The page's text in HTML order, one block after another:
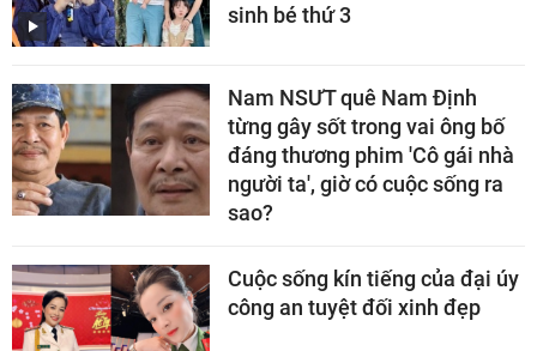
sinh bé thứ 3
Nam NSƯT quê Nam Định
từng gây sốt trong vai ông bố
đáng thương phim 'Cô gái nhà
người ta', giờ có cuộc sống ra
sao?
Cuộc sống kín tiếng của đại úy
công an tuyệt đối xinh đẹp